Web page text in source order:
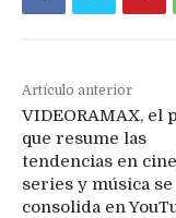
Artículo anterior
VIDEORAMAX, el
que resume las
tendencias en
series y música se
consolida en